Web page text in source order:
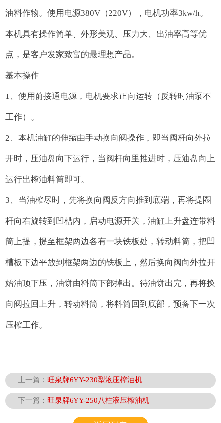
油料作物。使用电源380V（220V），电机功率3kw/h。
本机具有操作简单、外形美观、压力大、出油率高等优
点，是客户发家致富的最理想产品。
基本操作
1、使用前接通电源，电机要求正向运转（反转时油泵不
工作）。
2、本机油缸的伸缩由手动换向阀操作，即当阀杆向外拉
开时，压油盘向下运行，当阀杆向里推进时，压油盘向上
运行出榨油料筒即可。
3、当油榨尽时，先将换向阀反方向推到底端，再将提圈
杆向右旋转到凹槽内，启动电源开关，油缸上升盘连带料
筒上提，提至框架两边各有一块铁板处，转动料筒，把凹
槽板下边平放到框架两边的铁板上，然后换向阀向外拉开
始油顶下压，油饼由料筒下部掉出。待油饼出完，再将换
向阀拉回上升，转动料筒，将料筒回到底部，预备下一次
压榨工作。
上一篇： 旺泉牌6YY-230型液压榨油机
下一篇： 旺泉牌6YY-250八柱液压榨油机